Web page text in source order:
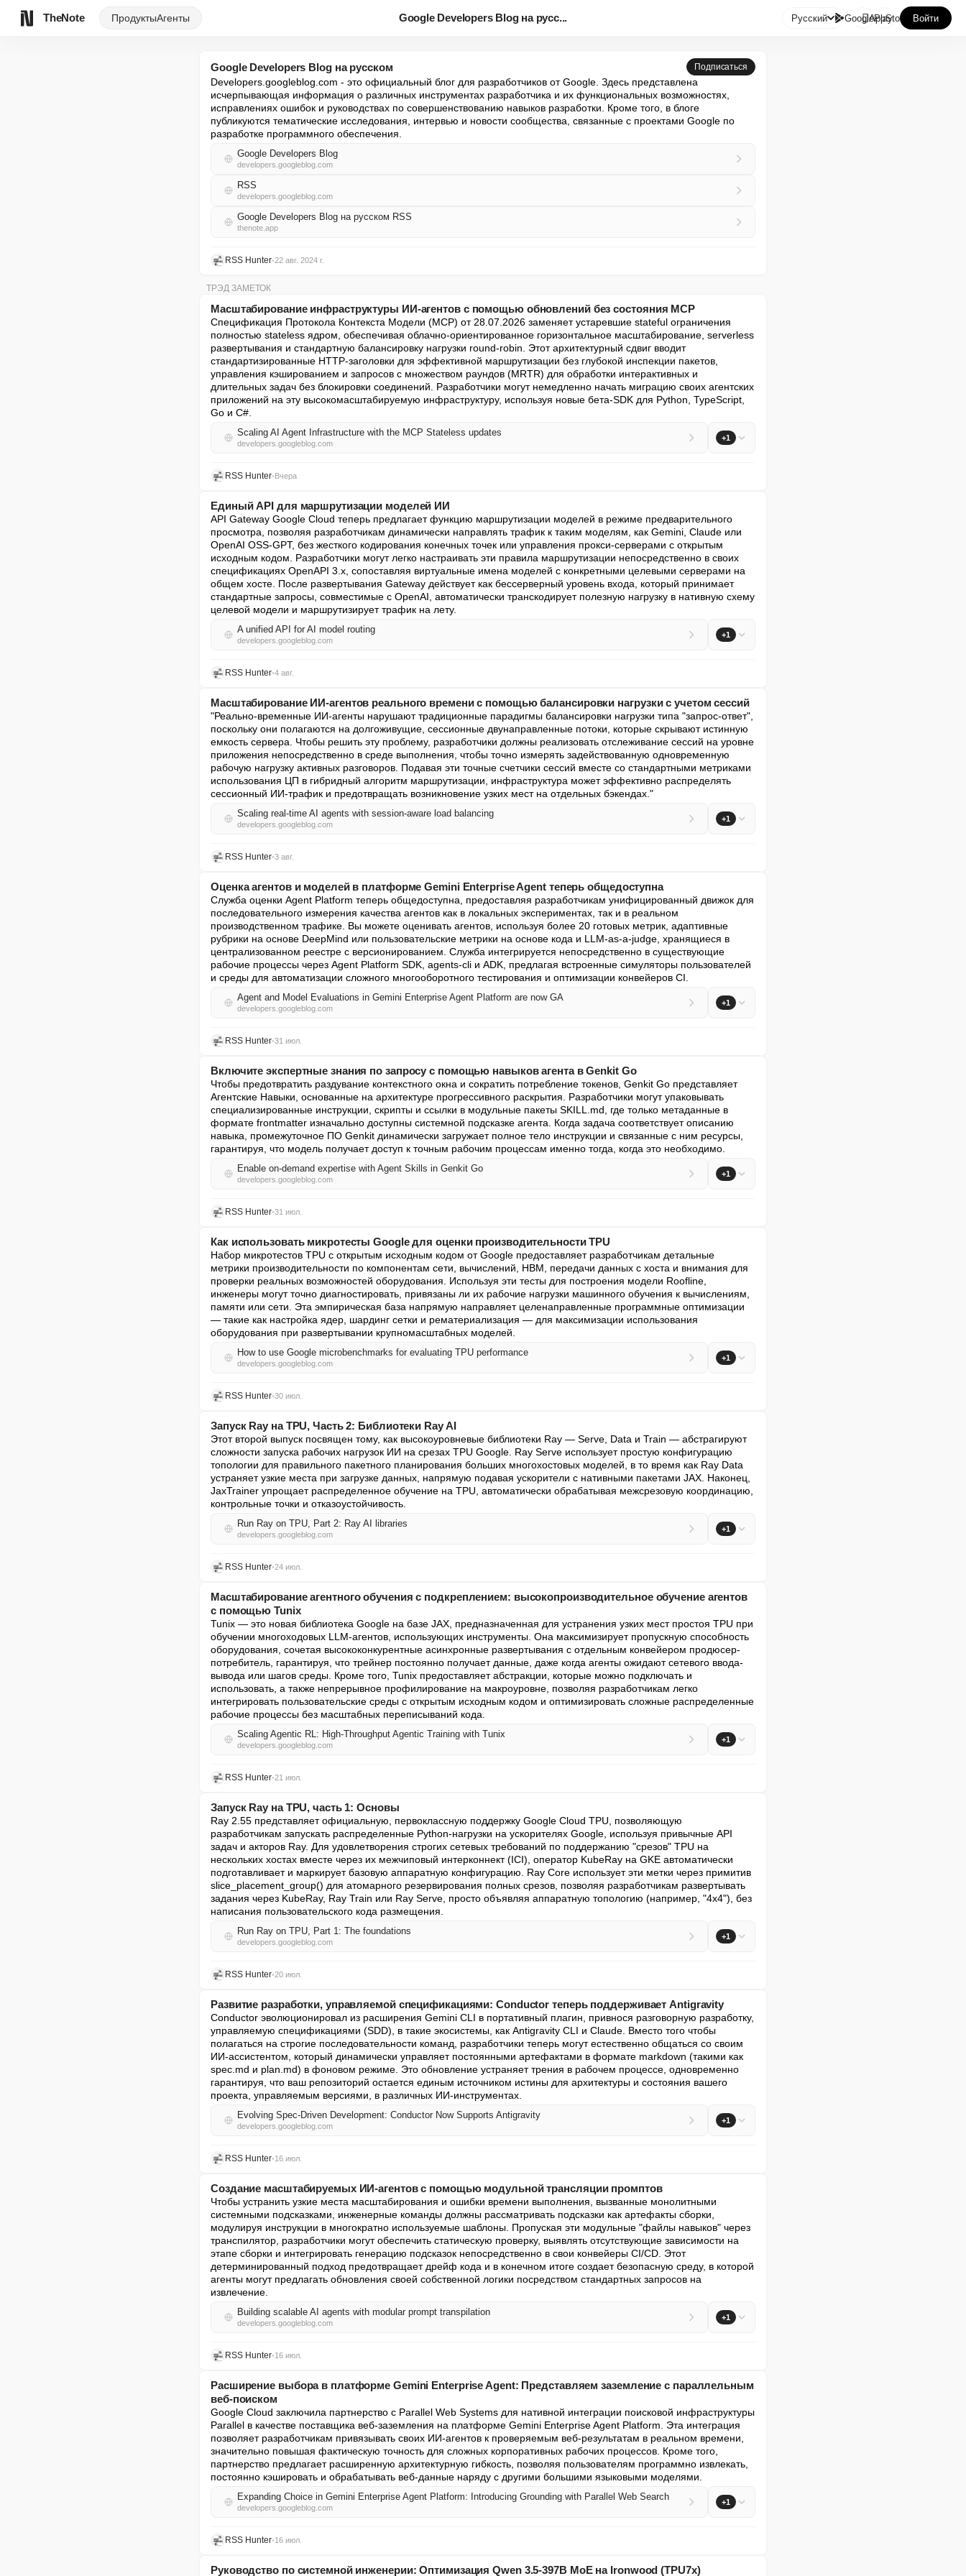
TheNote ПродуктыАгенты Google Developers Blog на русс... Русский GooglePlay
AppStore Войти
Google Developers Blog на русском Подписаться
Developers.googleblog.com - это официальный блог для разработчиков от Google. Здесь представлена
исчерпывающая информация о различных инструментах разработчика и их функциональных возможностях,
исправлениях ошибок и руководствах по совершенствованию навыков разработки. Кроме того, в блоге
публикуются тематические исследования, интервью и новости сообщества, связанные с проектами Google по
разработке программного обеспечения.
Google Developers Blog
developers.googleblog.com
RSS
developers.googleblog.com
Google Developers Blog на русском RSS
thenote.app
RSS Hunter•22 авг. 2024 г.
ТРЭД ЗАМЕТОК
Масштабирование инфраструктуры ИИ-агентов с помощью обновлений без состояния MCP
Спецификация Протокола Контекста Модели (MCP) от 28.07.2026 заменяет устаревшие stateful ограничения
полностью stateless ядром, обеспечивая облачно-ориентированное горизонтальное масштабирование, serverless
развертывания и стандартную балансировку нагрузки round-robin. Этот архитектурный сдвиг вводит
стандартизированные HTTP-заголовки для эффективной маршрутизации без глубокой инспекции пакетов,
управления кэшированием и запросов с множеством раундов (MRTR) для обработки интерактивных и
длительных задач без блокировки соединений. Разработчики могут немедленно начать миграцию своих агентских
приложений на эту высокомасштабируемую инфраструктуру, используя новые бета-SDK для Python, TypeScript,
Go и C#.
Scaling AI Agent Infrastructure with the MCP Stateless updates
developers.googleblog.com
+1
RSS Hunter•Вчера
Единый API для маршрутизации моделей ИИ
API Gateway Google Cloud теперь предлагает функцию маршрутизации моделей в режиме предварительного
просмотра, позволяя разработчикам динамически направлять трафик к таким моделям, как Gemini, Claude или
OpenAI OSS-GPT, без жесткого кодирования конечных точек или управления прокси-серверами с открытым
исходным кодом. Разработчики могут легко настраивать эти правила маршрутизации непосредственно в своих
спецификациях OpenAPI 3.x, сопоставляя виртуальные имена моделей с конкретными целевыми серверами на
общем хосте. После развертывания Gateway действует как бессерверный уровень входа, который принимает
стандартные запросы, совместимые с OpenAI, автоматически транскодирует полезную нагрузку в нативную схему
целевой модели и маршрутизирует трафик на лету.
A unified API for AI model routing
developers.googleblog.com
+1
RSS Hunter•4 авг.
Масштабирование ИИ-агентов реального времени с помощью балансировки нагрузки с учетом сессий
"Реально-временные ИИ-агенты нарушают традиционные парадигмы балансировки нагрузки типа "запрос-ответ",
поскольку они полагаются на долгоживущие, сессионные двунаправленные потоки, которые скрывают истинную
емкость сервера. Чтобы решить эту проблему, разработчики должны реализовать отслеживание сессий на уровне
приложения непосредственно в среде выполнения, чтобы точно измерять задействованную одновременную
рабочую нагрузку активных разговоров. Подавая эти точные счетчики сессий вместе со стандартными метриками
использования ЦП в гибридный алгоритм маршрутизации, инфраструктура может эффективно распределять
сессионный ИИ-трафик и предотвращать возникновение узких мест на отдельных бэкендах."
Scaling real-time AI agents with session-aware load balancing
developers.googleblog.com
+1
RSS Hunter•3 авг.
Оценка агентов и моделей в платформе Gemini Enterprise Agent теперь общедоступна
Служба оценки Agent Platform теперь общедоступна, предоставляя разработчикам унифицированный движок для
последовательного измерения качества агентов как в локальных экспериментах, так и в реальном
производственном трафике. Вы можете оценивать агентов, используя более 20 готовых метрик, адаптивные
рубрики на основе DeepMind или пользовательские метрики на основе кода и LLM-as-a-judge, хранящиеся в
централизованном реестре с версионированием. Служба интегрируется непосредственно в существующие
рабочие процессы через Agent Platform SDK, agents-cli и ADK, предлагая встроенные симуляторы пользователей
и среды для автоматизации сложного многооборотного тестирования и оптимизации конвейеров CI.
Agent and Model Evaluations in Gemini Enterprise Agent Platform are now GA
developers.googleblog.com
+1
RSS Hunter•31 июл.
Включите экспертные знания по запросу с помощью навыков агента в Genkit Go
Чтобы предотвратить раздувание контекстного окна и сократить потребление токенов, Genkit Go представляет
Агентские Навыки, основанные на архитектуре прогрессивного раскрытия. Разработчики могут упаковывать
специализированные инструкции, скрипты и ссылки в модульные пакеты SKILL.md, где только метаданные в
формате frontmatter изначально доступны системной подсказке агента. Когда задача соответствует описанию
навыка, промежуточное ПО Genkit динамически загружает полное тело инструкции и связанные с ним ресурсы,
гарантируя, что модель получает доступ к точным рабочим процессам именно тогда, когда это необходимо.
Enable on-demand expertise with Agent Skills in Genkit Go
developers.googleblog.com
+1
RSS Hunter•31 июл.
Как использовать микротесты Google для оценки производительности TPU
Набор микротестов TPU с открытым исходным кодом от Google предоставляет разработчикам детальные
метрики производительности по компонентам сети, вычислений, HBM, передачи данных с хоста и внимания для
проверки реальных возможностей оборудования. Используя эти тесты для построения модели Roofline,
инженеры могут точно диагностировать, привязаны ли их рабочие нагрузки машинного обучения к вычислениям,
памяти или сети. Эта эмпирическая база напрямую направляет целенаправленные программные оптимизации
— такие как настройка ядер, шардинг сетки и рематериализация — для максимизации использования
оборудования при развертывании крупномасштабных моделей.
How to use Google microbenchmarks for evaluating TPU performance
developers.googleblog.com
+1
RSS Hunter•30 июл.
Запуск Ray на TPU, Часть 2: Библиотеки Ray AI
Этот второй выпуск посвящен тому, как высокоуровневые библиотеки Ray — Serve, Data и Train — абстрагируют
сложности запуска рабочих нагрузок ИИ на срезах TPU Google. Ray Serve использует простую конфигурацию
топологии для правильного пакетного планирования больших многохостовых моделей, в то время как Ray Data
устраняет узкие места при загрузке данных, напрямую подавая ускорители с нативными пакетами JAX. Наконец,
JaxTrainer упрощает распределенное обучение на TPU, автоматически обрабатывая межсрезовую координацию,
контрольные точки и отказоустойчивость.
Run Ray on TPU, Part 2: Ray AI libraries
developers.googleblog.com
+1
RSS Hunter•24 июл.
Масштабирование агентного обучения с подкреплением: высокопроизводительное обучение агентов
с помощью Tunix
Tunix — это новая библиотека Google на базе JAX, предназначенная для устранения узких мест простоя TPU при
обучении многоходовых LLM-агентов, использующих инструменты. Она максимизирует пропускную способность
оборудования, сочетая высококонкурентные асинхронные развертывания с отдельным конвейером продюсер-
потребитель, гарантируя, что трейнер постоянно получает данные, даже когда агенты ожидают сетевого ввода-
вывода или шагов среды. Кроме того, Tunix предоставляет абстракции, которые можно подключать и
использовать, а также непрерывное профилирование на макроуровне, позволяя разработчикам легко
интегрировать пользовательские среды с открытым исходным кодом и оптимизировать сложные распределенные
рабочие процессы без масштабных переписываний кода.
Scaling Agentic RL: High-Throughput Agentic Training with Tunix
developers.googleblog.com
+1
RSS Hunter•21 июл.
Запуск Ray на TPU, часть 1: Основы
Ray 2.55 представляет официальную, первоклассную поддержку Google Cloud TPU, позволяющую
разработчикам запускать распределенные Python-нагрузки на ускорителях Google, используя привычные API
задач и акторов Ray. Для удовлетворения строгих сетевых требований по поддержанию "срезов" TPU на
нескольких хостах вместе через их межчиповый интерконнект (ICI), оператор KubeRay на GKE автоматически
подготавливает и маркирует базовую аппаратную конфигурацию. Ray Core использует эти метки через примитив
slice_placement_group() для атомарного резервирования полных срезов, позволяя разработчикам развертывать
задания через KubeRay, Ray Train или Ray Serve, просто объявляя аппаратную топологию (например, "4x4"), без
написания пользовательского кода размещения.
Run Ray on TPU, Part 1: The foundations
developers.googleblog.com
+1
RSS Hunter•20 июл.
Развитие разработки, управляемой спецификациями: Conductor теперь поддерживает Antigravity
Conductor эволюционировал из расширения Gemini CLI в портативный плагин, привнося разговорную разработку,
управляемую спецификациями (SDD), в такие экосистемы, как Antigravity CLI и Claude. Вместо того чтобы
полагаться на строгие последовательности команд, разработчики теперь могут естественно общаться со своим
ИИ-ассистентом, который динамически управляет постоянными артефактами в формате markdown (такими как
spec.md и plan.md) в фоновом режиме. Это обновление устраняет трения в рабочем процессе, одновременно
гарантируя, что ваш репозиторий остается единым источником истины для архитектуры и состояния вашего
проекта, управляемым версиями, в различных ИИ-инструментах.
Evolving Spec-Driven Development: Conductor Now Supports Antigravity
developers.googleblog.com
+1
RSS Hunter•16 июл.
Создание масштабируемых ИИ-агентов с помощью модульной трансляции промптов
Чтобы устранить узкие места масштабирования и ошибки времени выполнения, вызванные монолитными
системными подсказками, инженерные команды должны рассматривать подсказки как артефакты сборки,
модулируя инструкции в многократно используемые шаблоны. Пропуская эти модульные "файлы навыков" через
транспилятор, разработчики могут обеспечить статическую проверку, выявлять отсутствующие зависимости на
этапе сборки и интегрировать генерацию подсказок непосредственно в свои конвейеры CI/CD. Этот
детерминированный подход предотвращает дрейф кода и в конечном итоге создает безопасную среду, в которой
агенты могут предлагать обновления своей собственной логики посредством стандартных запросов на
извлечение.
Building scalable AI agents with modular prompt transpilation
developers.googleblog.com
+1
RSS Hunter•16 июл.
Расширение выбора в платформе Gemini Enterprise Agent: Представляем заземление с параллельным
веб-поиском
Google Cloud заключила партнерство с Parallel Web Systems для нативной интеграции поисковой инфраструктуры
Parallel в качестве поставщика веб-заземления на платформе Gemini Enterprise Agent Platform. Эта интеграция
позволяет разработчикам привязывать своих ИИ-агентов к проверяемым веб-результатам в реальном времени,
значительно повышая фактическую точность для сложных корпоративных рабочих процессов. Кроме того,
партнерство предлагает расширенную архитектурную гибкость, позволяя пользователям программно извлекать,
постоянно кэшировать и обрабатывать веб-данные наряду с другими большими языковыми моделями.
Expanding Choice in Gemini Enterprise Agent Platform: Introducing Grounding with Parallel Web Search
developers.googleblog.com
+1
RSS Hunter•16 июл.
Руководство по системной инженерии: Оптимизация Qwen 3.5-397B MoE на Ironwood (TPU7x)